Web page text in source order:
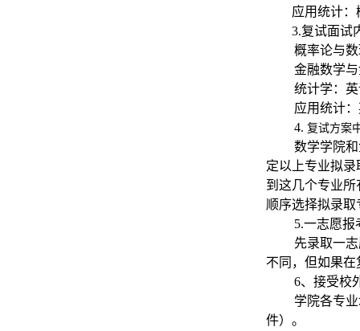
应用统计
3.复试面试
概率论与
金融数学
统计学：
应用统计
4. 复试方案
数学学院
定以上专业拟
到这几个专业
顺序选择拟录
5.一志愿报
先录取一
不同，但如果
6、接受校
学院各专
件）。